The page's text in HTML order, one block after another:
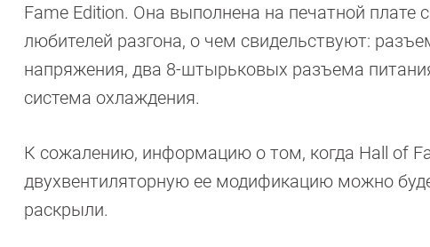
Fame Edition. Она выполнена на печатной плате
любителей разгона, о чем свидельствуют:
напряжения, два 8-штырьковых разъема
система охлаждения.
К сожалению, информацию о том, когда Hall of
двухвентиляторную ее модификацию можно
раскрыли.